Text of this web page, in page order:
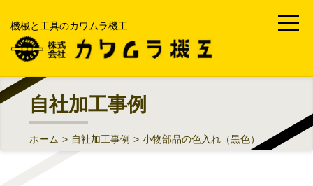
機械と工具のカワムラ機工
ホーム
自社加工事例
ホーム > 自社加工事例 > 小物部品の色入れ（黒色）